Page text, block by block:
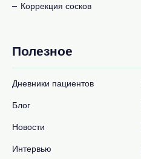
Коррекция сосков
Полезное
Дневники пациентов
Блог
Новости
Интервью